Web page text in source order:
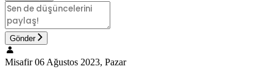
Gönder
Misafir 06 Ağustos 2023, Pazar